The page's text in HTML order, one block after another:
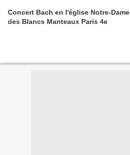
Concert Bach en l'église Notre-Dame
des Blancs Manteaux Paris 4e